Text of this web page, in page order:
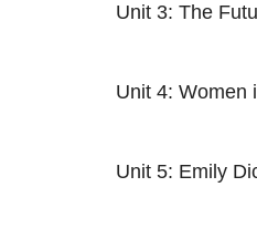
Unit 3: The
Unit 4: Women
Unit 5: Emily